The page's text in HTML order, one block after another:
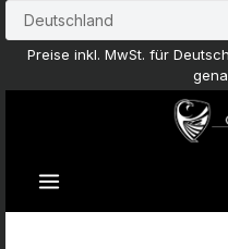
Zum Hauptinhalt springen
Preise inkl. MwSt. für